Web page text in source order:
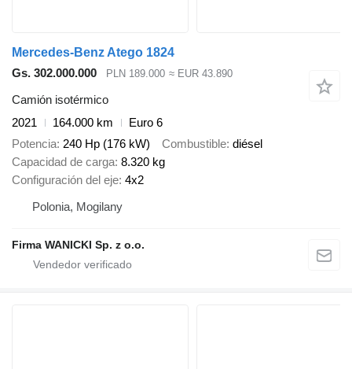
Mercedes-Benz Atego 1824
Gs. 302.000.000
PLN 189.000 ≈ EUR 43.890
Camión isotérmico
2021
164.000 km
Euro 6
Potencia 240 Hp (176 kW) Combustible diésel
Capacidad de carga 8.320 kg
Configuración del eje 4x2
Polonia, Mogilany
Firma WANICKI Sp. z o.o.